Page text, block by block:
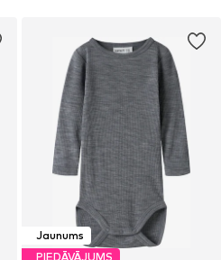
Jaunums
PIEDĀVĀJUMS